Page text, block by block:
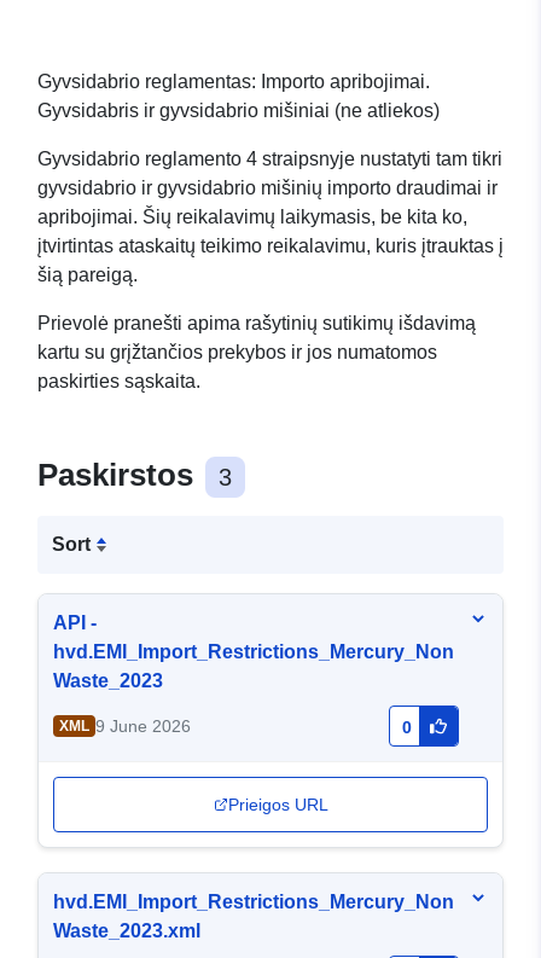
gyvsidabrio mišiniai (ne
atliekos)
Gyvsidabrio reglamentas: Importo apribojimai.
Gyvsidabris ir gyvsidabrio mišiniai (ne atliekos)
Gyvsidabrio reglamento 4 straipsnyje nustatyti tam tikri
gyvsidabrio ir gyvsidabrio mišinių importo draudimai ir
apribojimai. Šių reikalavimų laikymasis, be kita ko,
įtvirtintas ataskaitų teikimo reikalavimu, kuris įtrauktas į
šią pareigą.
Prievolė pranešti apima rašytinių sutikimų išdavimą
kartu su grįžtančios prekybos ir jos numatomos
paskirties sąskaita.
Paskirstos 3
Sort
API -
hvd.EMI_Import_Restrictions_Mercury_Non
Waste_2023
XML 9 June 2026 0
Prieigos URL
hvd.EMI_Import_Restrictions_Mercury_Non
Waste_2023.xml